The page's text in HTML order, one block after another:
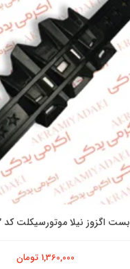
بست اگزوز نیلا موتورسیکلت کد 33501652
1,360,000 تومان